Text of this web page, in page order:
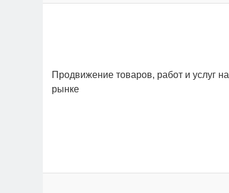
Продвижение товаров, работ и услуг на
рынке